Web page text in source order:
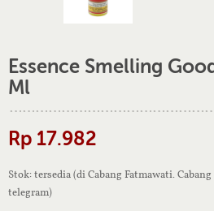
Essence Smelling
Ml
Rp 17.982
Stok: tersedia (di Cabang Fatmawati.
telegram)